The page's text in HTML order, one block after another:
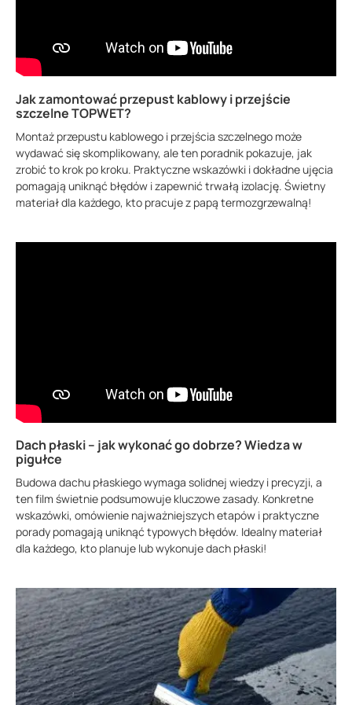
Jak zamontować przepust kablowy i przejście
szczelne TOPWET?
Montaż przepustu kablowego i przejścia szczelnego może
wydawać się skomplikowany, ale ten poradnik pokazuje, jak
zrobić to krok po kroku. Praktyczne wskazówki i dokładne ujęcia
pomagają uniknąć błędów i zapewnić trwałą izolację. Świetny
materiał dla każdego, kto pracuje z papą termozgrzewalną!
Dach płaski – jak wykonać go dobrze? Wiedza w
pigułce
Budowa dachu płaskiego wymaga solidnej wiedzy i precyzji, a
ten film świetnie podsumowuje kluczowe zasady. Konkretne
wskazówki, omówienie najważniejszych etapów i praktyczne
porady pomagają uniknąć typowych błędów. Idealny materiał
dla każdego, kto planuje lub wykonuje dach płaski!